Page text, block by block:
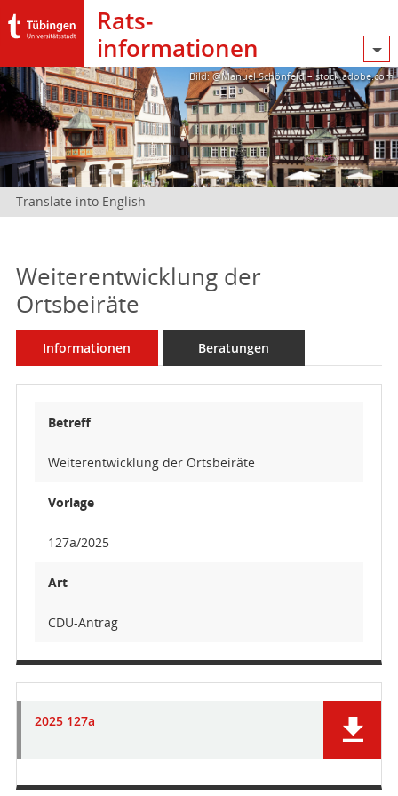
Rats­
informationen
Bild: @Manuel Schönfeld – stock.adobe.com
Translate into English
Weiterentwicklung der
Ortsbeiräte
Informationen Beratungen
Betreff
Weiterentwicklung der Ortsbeiräte
Vorlage
127a/2025
Art
CDU-Antrag
2025 127a